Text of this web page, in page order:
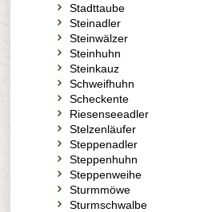
Stadttaube
Steinadler
Steinwälzer
Steinhuhn
Steinkauz
Schweifhuhn
Scheckente
Riesenseeadler
Stelzenläufer
Steppenadler
Steppenhuhn
Steppenweihe
Sturmmöwe
Sturmschwalbe